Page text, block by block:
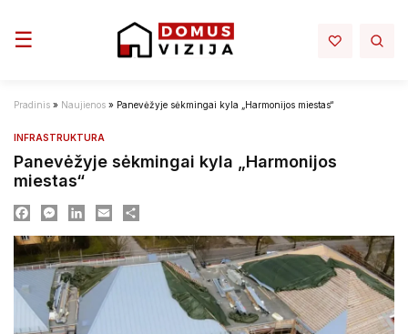
Toggle navigation
☰
Pradinis » Naujienos » Panevėžyje sėkmingai kyla „Harmonijos miestas“
INFRASTRUKTURA
Panevėžyje sėkmingai kyla „Harmonijos
miestas“
FacebookMessenger
LinkedIn
Email